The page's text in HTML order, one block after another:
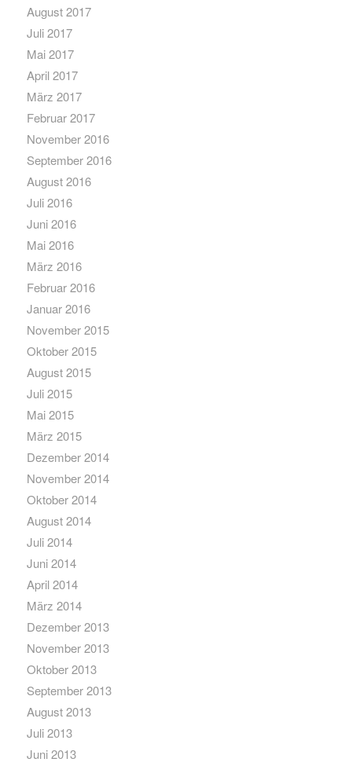
August 2017
Juli 2017
Mai 2017
April 2017
März 2017
Februar 2017
November 2016
September 2016
August 2016
Juli 2016
Juni 2016
Mai 2016
März 2016
Februar 2016
Januar 2016
November 2015
Oktober 2015
August 2015
Juli 2015
Mai 2015
März 2015
Dezember 2014
November 2014
Oktober 2014
August 2014
Juli 2014
Juni 2014
April 2014
März 2014
Dezember 2013
November 2013
Oktober 2013
September 2013
August 2013
Juli 2013
Juni 2013